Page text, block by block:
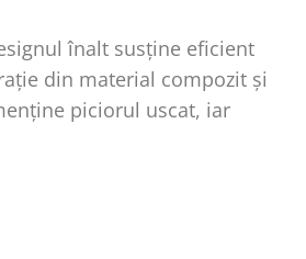
înalt susține eficient
din material compozit și
piciorul uscat, iar